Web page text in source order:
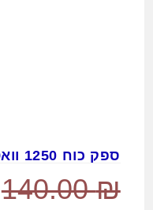
ספק כוח 1250 וואט, 10.4 אמפר
140.00₪